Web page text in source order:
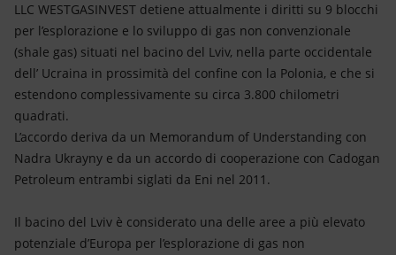
LLC WESTGASINVEST detiene attualmente i diritti su 9 blocchi
per l’esplorazione e lo sviluppo di gas non convenzionale
(shale gas) situati nel bacino del Lviv, nella parte occidentale
dell’ Ucraina in prossimità del confine con la Polonia, e che si
estendono complessivamente su circa 3.800 chilometri
quadrati.
L’accordo deriva da un Memorandum of Understanding con
Nadra Ukrayny e da un accordo di cooperazione con Cadogan
Petroleum entrambi siglati da Eni nel 2011.
Il bacino del Lviv è considerato una delle aree a più elevato
potenziale d’Europa per l’esplorazione di gas non